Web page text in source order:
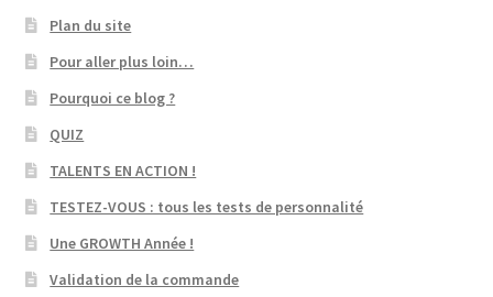
Plan du site
Pour aller plus loin…
Pourquoi ce blog ?
QUIZ
TALENTS EN ACTION !
TESTEZ-VOUS : tous les tests de personnalité
Une GROWTH Année !
Validation de la commande